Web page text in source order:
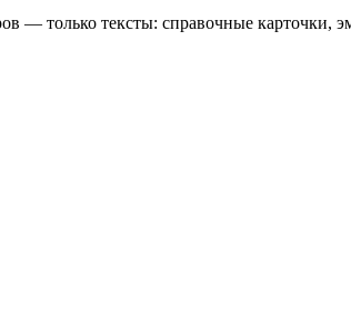
— только тексты: справочные